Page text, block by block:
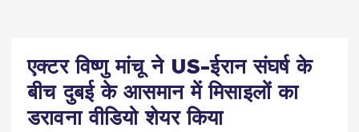
एक्टर विष्णु मांचू ने US-ईरान संघर्ष के
बीच दुबई के आसमान में मिसाइलों का
डरावना वीडियो शेयर किया